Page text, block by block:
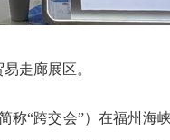
走廊展区。
“跨交会”）在福州海